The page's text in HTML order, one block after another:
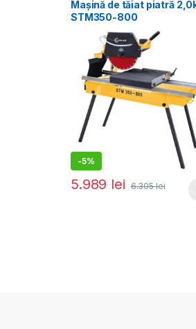
Mașină de tăiat piatră
STM350-800
-5%
5.989 lei 6.305lei